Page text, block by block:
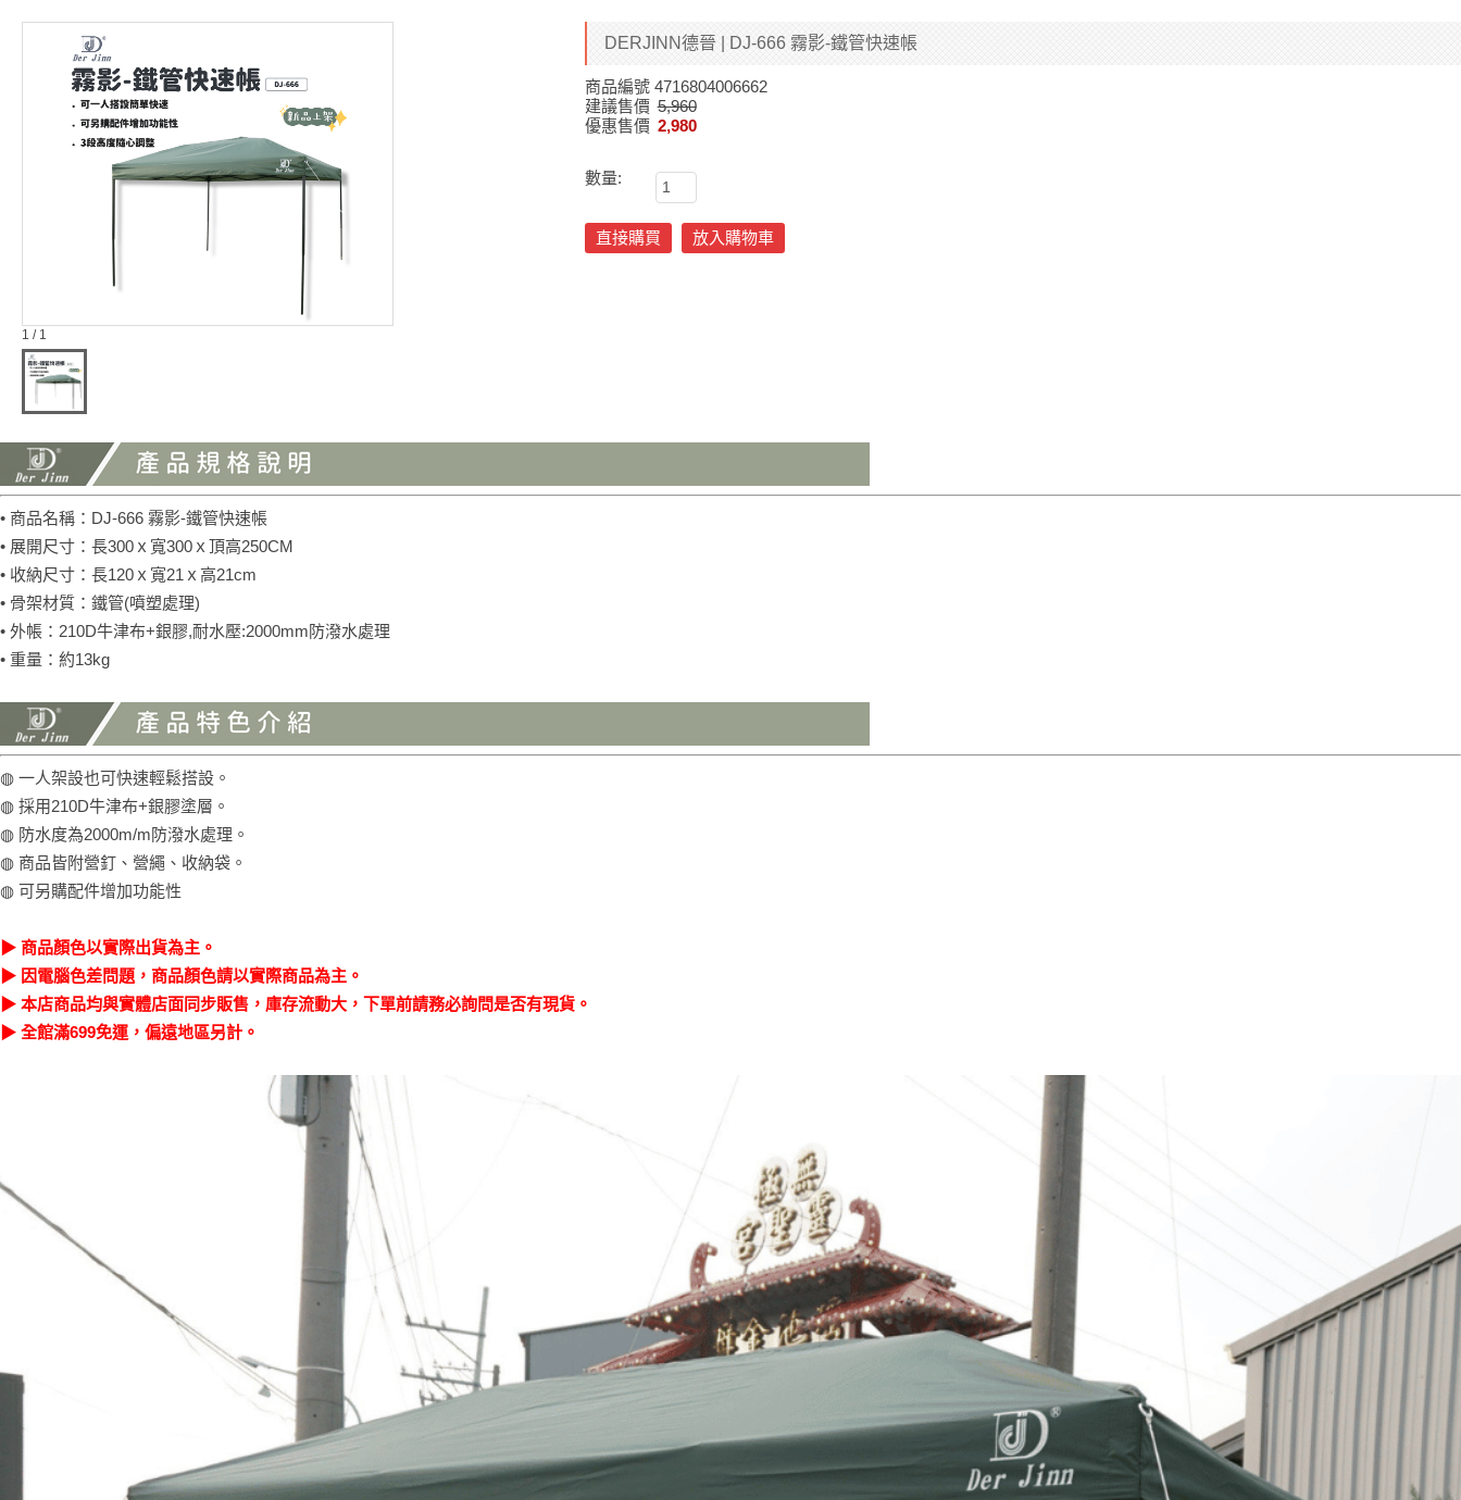
1 / 1
DERJINN德晉 | DJ-666 霧影-鐵管快速帳
商品編號 4716804006662
建議售價 5,960
優惠售價 2,980
數量:
直接購買 放入購物車
• 商品名稱：DJ-666 霧影-鐵管快速帳
• 展開尺寸：長300ｘ寬300ｘ頂高250CM
• 收納尺寸：長120ｘ寬21ｘ高21cm
• 骨架材質：鐵管(噴塑處理)
• 外帳：210D牛津布+銀膠,耐水壓:2000mm防潑水處理
• 重量：約13kg
◍ 一人架設也可快速輕鬆搭設。
◍ 採用210D牛津布+銀膠塗層。
◍ 防水度為2000m/m防潑水處理。
◍ 商品皆附營釘、營繩、收納袋。
◍ 可另購配件增加功能性
▶ 商品顏色以實際出貨為主。
▶ 因電腦色差問題，商品顏色請以實際商品為主。
▶ 本店商品均與實體店面同步販售，庫存流動大，下單前請務必詢問是否有現貨。
▶ 全館滿699免運，偏遠地區另計。